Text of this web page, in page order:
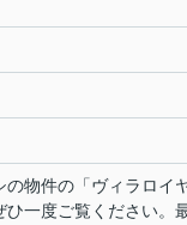
の物件の「ヴィラロイ
ひ一度ご覧ください。